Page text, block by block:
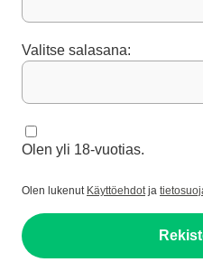
Valitse salasana:
Olen yli 18-vuotias.
Olen lukenut Käyttöehdotja